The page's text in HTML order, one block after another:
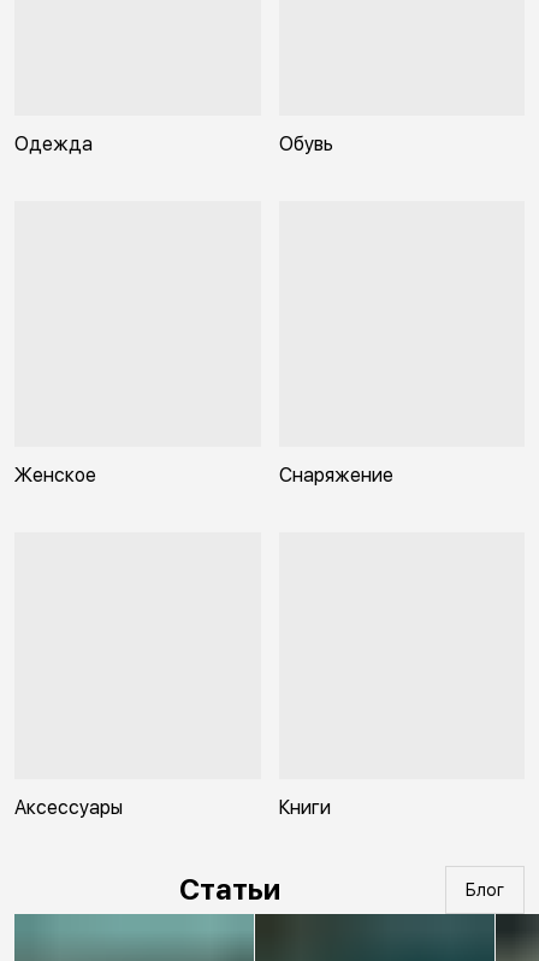
Одежда Обувь
Женское Снаряжение
Аксессуары Книги
Статьи Блог